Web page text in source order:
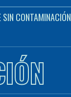
SIN CONTAMINACIÓN